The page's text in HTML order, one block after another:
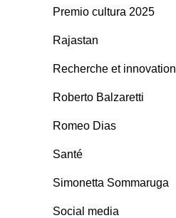
Premio cultura 2025
Rajastan
Recherche et innovation
Roberto Balzaretti
Romeo Dias
Santé
Simonetta Sommaruga
Social media